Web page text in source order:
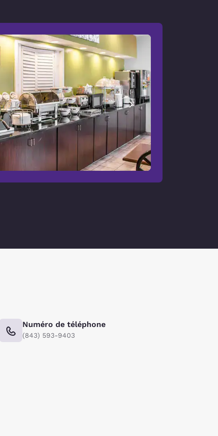
Numéro de téléphone
(843) 593-9403